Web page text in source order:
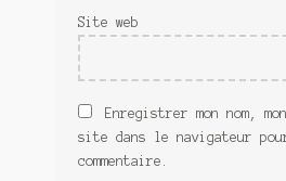
Site web
Enregistrer mon nom,
site dans le navigateur
commentaire.